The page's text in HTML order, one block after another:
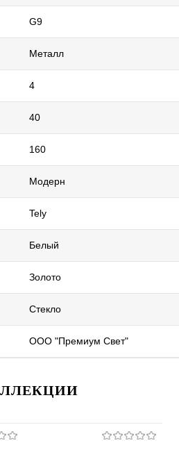
G9
Металл
4
40
160
Модерн
Tely
Белый
Золото
Стекло
ООО "Премиум Свет"